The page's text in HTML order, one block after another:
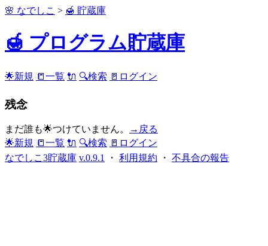
🌸 なでしこ > 🍯 貯蔵庫
🍯 プログラム貯蔵庫
🌟新規 📒一覧 🔌 🔍検索 🚪ログイン
残念
まだ誰も🌟つけていません。
→戻る
🌟新規 📒一覧 🔌 🔍検索 🚪ログイン
なでしこ3貯蔵庫 v.0.9.1 ・ 利用規約 ・ 不具合の報告